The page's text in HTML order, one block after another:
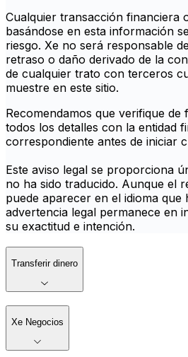
Cualquier transacción financiera
basándose en esta información
riesgo. Xe no será responsable
retraso o daño derivado de la
de cualquier trato con terceros
muestre en este sitio.
Recomendamos que verifique de
todos los detalles con la entidad
correspondiente antes de iniciar
Este aviso legal se proporciona
no ha sido traducido. Aunque el
puede aparecer en el idioma que
advertencia legal permanece en
su exactitud e intención.
Transferir dinero
Xe Negocios